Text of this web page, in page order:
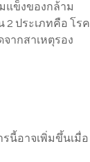
แข็งของกล้าม
2 ประเภทคือ โรค
ากสาเหตุรอง
นี้อาจเพิ่มขึ้นเมื่อ